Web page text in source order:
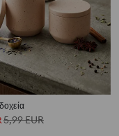
5,99EUR